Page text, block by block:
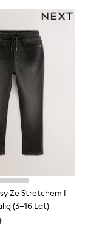
Ze Stretchem I
(3–16 Lat)